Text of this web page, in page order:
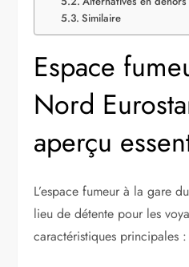
Similaire
Espace
Nord
aperçu
L’espace fumeur à la gare
lieu de détente pour les
caractéristiques principales :